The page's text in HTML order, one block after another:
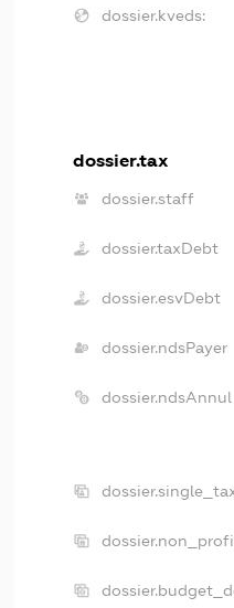
dossier.kveds:
dossier.tax
dossier.staff
dossier.taxDebt
dossier.esvDebt
dossier.ndsPayer
dossier.ndsAnnul